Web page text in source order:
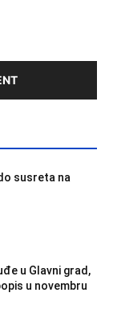
susreta na
u Glavni grad,
u novembru